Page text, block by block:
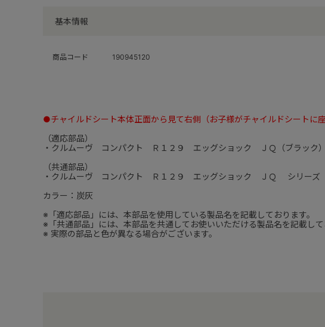
基本情報
商品コード 190945120
●チャイルドシート本体正面から見て右側（お子様がチャイルドシートに
（適応部品）
・クルムーヴ コンパクト Ｒ１２９ エッグショック ＪＱ（ブラック）
（共通部品）
・クルムーヴ コンパクト Ｒ１２９ エッグショック ＪＱ シリーズ
カラー：炭灰
※「適応部品」には、本部品を使用している製品名を記載しております。
※「共通部品」には、本部品を共通してお使いいただける製品名を記載して
※ 実際の部品と色が異なる場合がございます。